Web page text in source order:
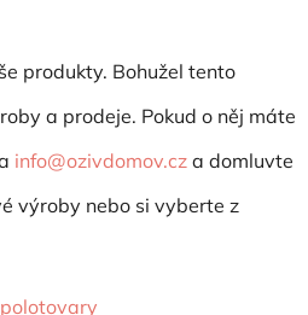
produkty. Bohužel tento
a prodeje. Pokud o něj máte
info@ozivdomov.cz a domluvte
výroby nebo si vyberte z